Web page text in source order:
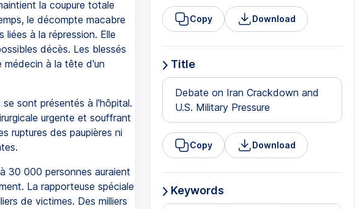
la coupure totale
le décompte macabre
liées à la répression. Elle
décès. Les blessés
médecin à la tête d'un
sont présentés à l'hôpital.
urgente et souffrant
ruptures des paupières ni
30 000 personnes auraient
La rapporteuse spéciale
de victimes. Des milliers
Copy Download
Title
Debate on Iran Crackdown and
U.S. Military Pressure
Copy Download
Keywords